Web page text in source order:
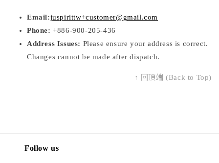
Email:juspirittw+customer@gmail.com
Phone: +886-900-205-436
Address Issues: Please ensure your address is correct.
Changes cannot be made after dispatch.
↑ 回頂端 (Back to Top)
Follow us